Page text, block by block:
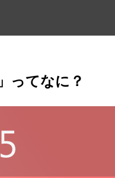
ってなに？